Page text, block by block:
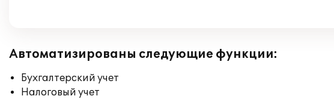
Автоматизированы следующие функции:
Бухгалтерский учет
Налоговый учет